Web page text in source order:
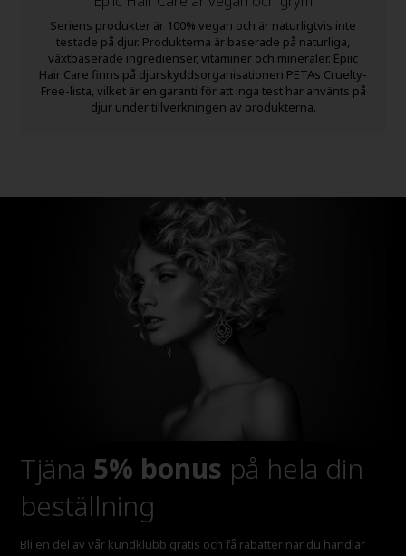
Seriens produkter är 100% vegan och är naturligtvis inte
testade på djur. Produkterna är baserade på naturliga,
växtbaserade ingredienser, vitaminer och mineraler. Epiic
Hair Care finns på djurskyddsorganisationen PETAs Cruelty-
Free-lista, vilket är en garanti för att inga test har använts på
djur under tillverkningen av produkterna.
Tjäna 5% bonus på hela din
beställning
Bli en del av vår kundklubb gratis och få rabatter när du handlar